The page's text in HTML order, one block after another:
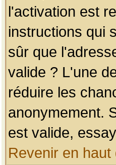
l'activation est
instructions qui
sûr que
valide ? L'une
réduire les
anonymement.
est valide,
Revenir en haut